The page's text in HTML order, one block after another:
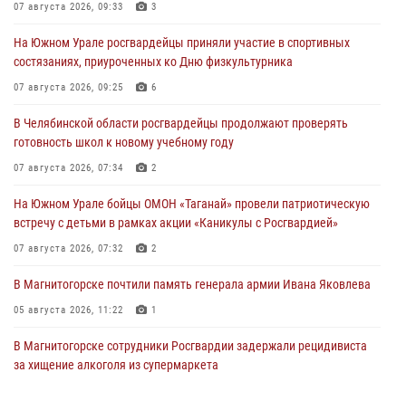
07 августа 2026, 09:33 3
На Южном Урале росгвардейцы приняли участие в спортивных
состязаниях, приуроченных ко Дню физкультурника
07 августа 2026, 09:25 6
В Челябинской области росгвардейцы продолжают проверять
готовность школ к новому учебному году
07 августа 2026, 07:34 2
На Южном Урале бойцы ОМОН «Таганай» провели патриотическую
встречу с детьми в рамках акции «Каникулы с Росгвардией»
07 августа 2026, 07:32 2
В Магнитогорске почтили память генерала армии Ивана Яковлева
05 августа 2026, 11:22 1
В Магнитогорске сотрудники Росгвардии задержали рецидивиста
за хищение алкоголя из супермаркета